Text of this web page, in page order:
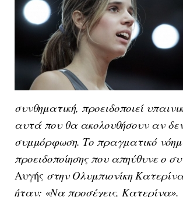
συνθηματική, προειδοποιεί
αυτά που θα ακολουθήσουν αν
συμμόρφωση. Το πραγματικό
προειδοποίησης που απηύθυνε ο
Αυγής στην Ολυμπιονίκη
ήταν: «Να προσέχεις, Κατερίνα».